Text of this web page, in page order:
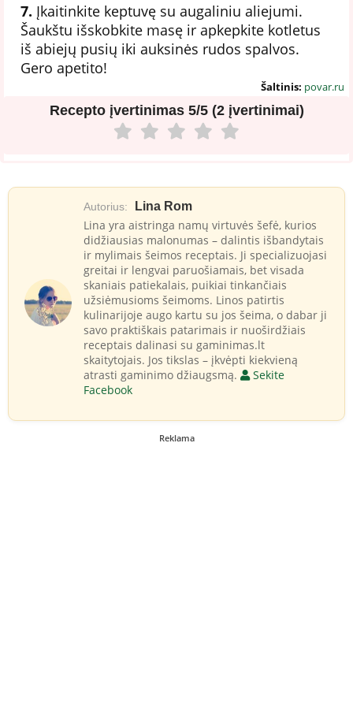
7. Įkaitinkite keptuvę su augaliniu aliejumi.
Šaukštu išskobkite masę ir apkepkite kotletus
iš abiejų pusių iki auksinės rudos spalvos.
Gero apetito!
Šaltinis: povar.ru
Recepto įvertinimas 5/5 (2 įvertinimai)
Autorius: Lina Rom
Lina yra aistringa namų virtuvės šefė, kurios
didžiausias malonumas – dalintis išbandytais
ir mylimais šeimos receptais. Ji specializuojasi
greitai ir lengvai paruošiamais, bet visada
skaniais patiekalais, puikiai tinkančiais
užsiėmusioms šeimoms. Linos patirtis
kulinarijoje augo kartu su jos šeima, o dabar ji
savo praktiškais patarimais ir nuoširdžiais
receptais dalinasi su gaminimas.lt
skaitytojais. Jos tikslas – įkvėpti kiekvieną
atrasti gaminimo džiaugsmą.
Sekite
Facebook
Reklama